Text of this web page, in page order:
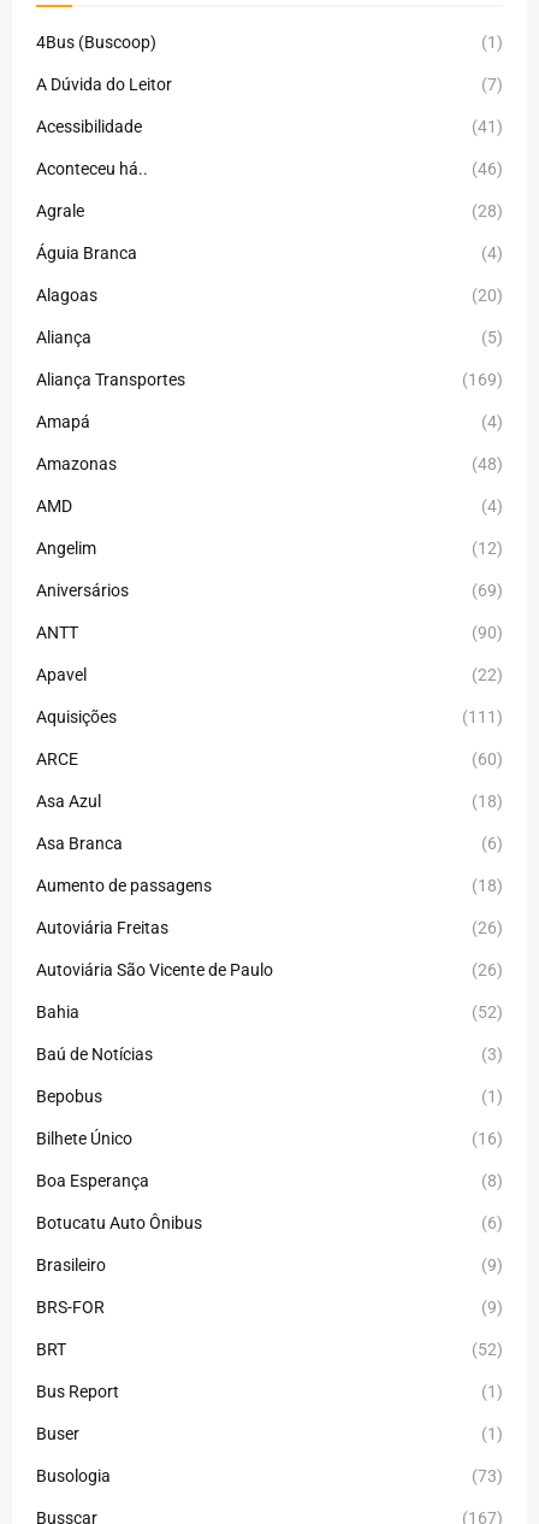
4Bus (Buscoop) (1)
A Dúvida do Leitor (7)
Acessibilidade (41)
Aconteceu há.. (46)
Agrale (28)
Águia Branca (4)
Alagoas (20)
Aliança (5)
Aliança Transportes (169)
Amapá (4)
Amazonas (48)
AMD (4)
Angelim (12)
Aniversários (69)
ANTT (90)
Apavel (22)
Aquisições (111)
ARCE (60)
Asa Azul (18)
Asa Branca (6)
Aumento de passagens (18)
Autoviária Freitas (26)
Autoviária São Vicente de Paulo (26)
Bahia (52)
Baú de Notícias (3)
Bepobus (1)
Bilhete Único (16)
Boa Esperança (8)
Botucatu Auto Ônibus (6)
Brasileiro (9)
BRS-FOR (9)
BRT (52)
Bus Report (1)
Buser (1)
Busologia (73)
Busscar (167)